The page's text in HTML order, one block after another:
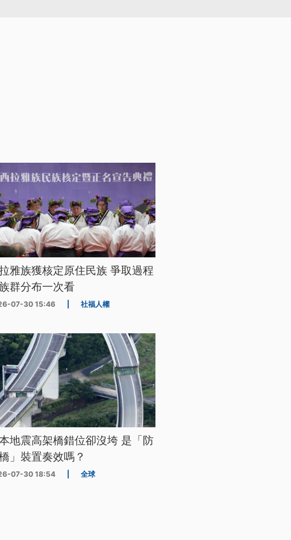
雅族獲核定原住民族 爭取過程
群分布一次看
07-30 15:46 社福人權
地震高架橋錯位卻沒垮 是「防
」裝置奏效嗎？
07-30 18:54 全球